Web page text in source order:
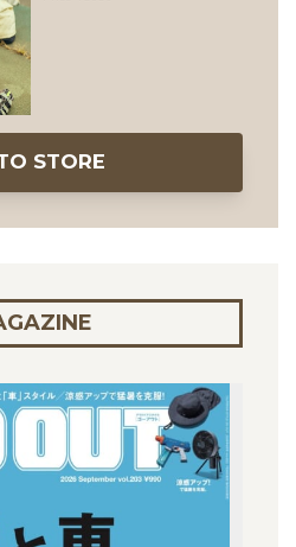
STORE